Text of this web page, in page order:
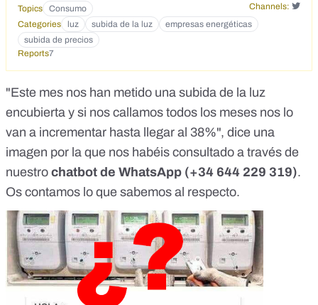
Topics Consumo
Channels:
Categories
luz subida de la luz
empresas energéticas
subida de precios
Reports7
"Este mes nos han metido una subida de la luz
encubierta y si nos callamos todos los meses nos lo
van a incrementar hasta llegar al 38%", dice una
imagen por la que nos habéis consultado a través de
nuestro chatbot de WhatsApp (+34 644 229 319).
Os contamos lo que sabemos al respecto.